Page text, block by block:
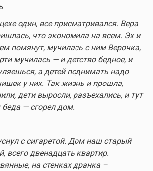
один, все присматривался. Вера
что экономила на всем. Эх и
помянут, мучилась с ним Верочка,
мучилась — и детство бедное, и
а детей поднимать надо
у них. Так жизнь и прошла,
дети выросли, разъехались, и тут
беда — сгорел дом.
с сигаретой. Дом наш старый
всего двенадцать квартир.
на стенках дранка –